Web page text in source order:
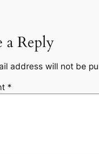
a Reply
address will not be
*